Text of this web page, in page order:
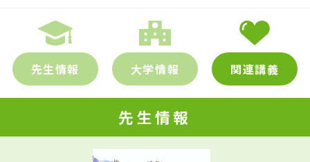
先生情報 大学情報 関連講義
先生情報